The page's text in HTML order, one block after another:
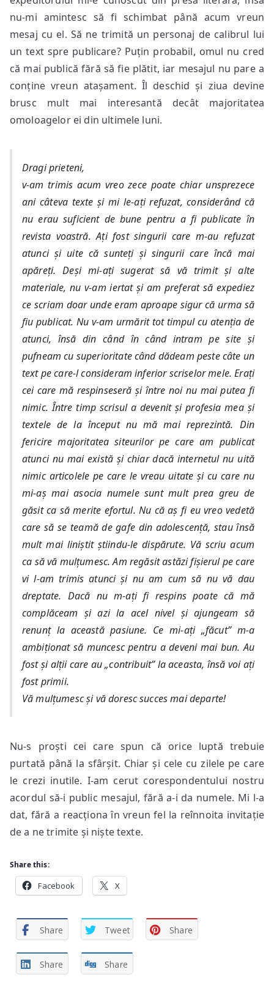
nu-mi amintesc să fi schimbat până acum vreun
mesaj cu el. Să ne trimită un personaj de calibrul lui
un text spre publicare? Puțin probabil, omul nu cred
că mai publică fără să fie plătit, iar mesajul nu pare a
conține vreun atașament. Îl deschid și ziua devine
brusc mult mai interesantă decât majoritatea
omoloagelor ei din ultimele luni.
Dragi prieteni,
v-am trimis acum vreo zece poate chiar unsprezece
ani câteva texte și mi le-ați refuzat, considerând că
nu erau suficient de bune pentru a fi publicate în
revista voastră. Ați fost singurii care m-au refuzat
atunci și uite că sunteți și singurii care încă mai
apăreți. Deși mi-ați sugerat să vă trimit și alte
materiale, nu v-am iertat și am preferat să expediez
ce scriam doar unde eram aproape sigur că urma să
fiu publicat. Nu v-am urmărit tot timpul cu atenția de
atunci, însă din când în când intram pe site și
pufneam cu superioritate când dădeam peste câte un
text pe care-l consideram inferior scriselor mele. Erați
cei care mă respinseseră și între noi nu mai putea fi
nimic. Între timp scrisul a devenit și profesia mea și
textele de la început nu mă mai reprezintă. Din
fericire majoritatea siteurilor pe care am publicat
atunci nu mai există și chiar dacă internetul nu uită
nimic articolele pe care le vreau uitate și cu care nu
mi-aș mai asocia numele sunt mult prea greu de
găsit ca să merite efortul. Nu că aș fi eu vreo vedetă
care să se teamă de gafe din adolescență, stau însă
mult mai liniștit știindu-le dispărute. Vă scriu acum
ca să vă mulțumesc. Am regăsit astăzi fișierul pe care
vi l-am trimis atunci și nu am cum să nu vă dau
dreptate. Dacă nu m-ați fi respins poate că mă
complăceam și azi la acel nivel și ajungeam să
renunț la această pasiune. Ce mi-ați „făcut” m-a
ambiționat să muncesc pentru a deveni mai bun. Au
fost și alții care au „contribuit” la aceasta, însă voi ați
fost primii.
Vă mulțumesc și vă doresc succes mai departe!
Nu-s proști cei care spun că orice luptă trebuie
purtată până la sfârșit. Chiar și cele cu zilele pe care
le crezi inutile. I-am cerut corespondentului nostru
acordul să-i public mesajul, fără a-i da numele. Mi l-a
dat, fără a reacționa în vreun fel la reînnoita invitație
de a ne trimite și niște texte.
Share this:
Facebook X
Share Tweet Share
Share Share